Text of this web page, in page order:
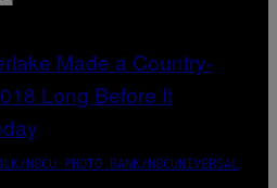
NBCU PHOTO BANK/NBCUNIVERSAL